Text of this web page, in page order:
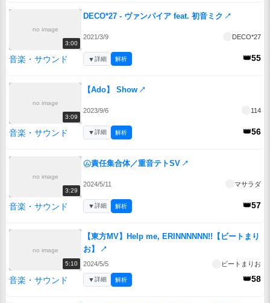
no image
3:00
DECO*27 - ヴァンパイア feat. 初音ミク ↗
2021/3/9 DECO*27
音楽・サウンド 👑55
▼詳細 解析
no image
3:09
【Ado】 Show ↗
2023/9/6 114
音楽・サウンド 👑56
▼詳細 解析
no image
3:29
㋰責任集合体／重音テトSV ↗
2024/5/11 マサラダ
音楽・サウンド 👑57
▼詳細 解析
no image
5:10
【東方MV】Help me, ERINNNNNN!!【ビートまり
お】
↗
2024/5/5 ビートまりお
音楽・サウンド 👑58
▼詳細 解析